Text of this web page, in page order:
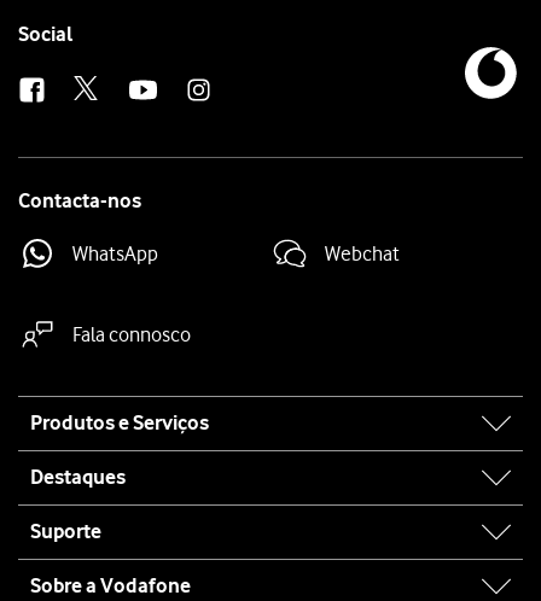
Follow
Social
Contacta-nos
WhatsApp Webchat
Fala connosco
map
Produtos e Serviços
Destaques
Suporte
Sobre a Vodafone